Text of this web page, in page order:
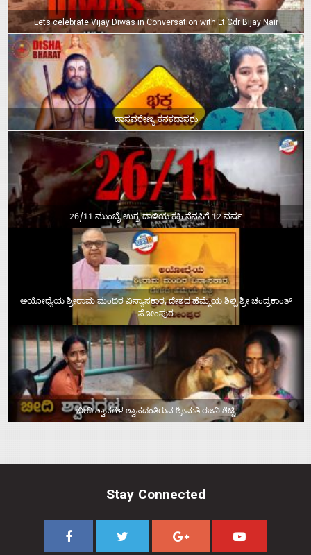
Lets celebrate Vijay Diwas in Conversation with Lt Cdr Bijay Nair
ದಾಸವರೇಣ್ಯ ಕನಕದಾಸರು
26/11 ಮುಂಬೈ ಉಗ್ರ ದಾಳಿಯ ಕಹಿ ನೆನಪಿಗೆ 12 ವರ್ಷ
ಅಯೋಧ್ಯೆಯ ಶ್ರೀರಾಮ ಮಂದಿರ ವಿನ್ಯಾಸಕಾರ, ದೇಶದ ಹೆಮ್ಮೆಯ ಶಿಲ್ಪಿ ಶ್ರೀ ಚಂದ್ರಕಾಂತ್‌
ಸೋಂಪುರ
ಬೀದಿ ಶ್ವಾನಗಳ ಶ್ವಾಸದಂತಿರುವ ಶ್ರೀಮತಿ ರಜನಿ ಶೆಟ್ಟಿ
Stay Connected